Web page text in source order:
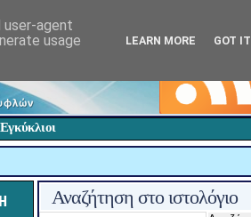
Εγκύκλιοι
Αναζήτηση στο ιστολόγιο
user-agent
usage
LEARN MORE GOT IT